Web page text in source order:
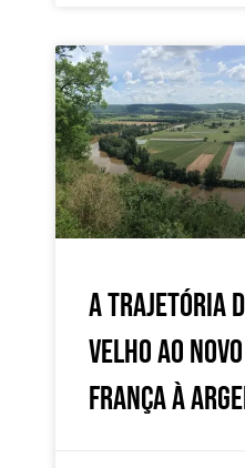
A trajetória
Velho ao
França à